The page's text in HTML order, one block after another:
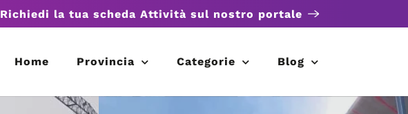
Richiedi la tua scheda Attività sul nostro portale
Home Provincia Categorie Blog